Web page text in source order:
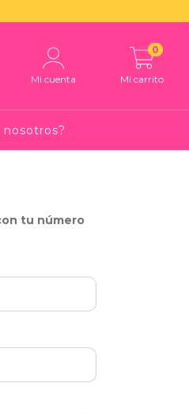
Mi cuenta Mi carrito
0
tu número